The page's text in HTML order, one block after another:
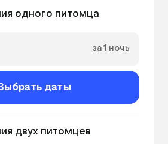
роль тренажера! В
24 часа в сутки, 7 дней в
наблюдать за своим
вода
воздуха
одного питомца
за 1 ночь
даты
двух питомцев